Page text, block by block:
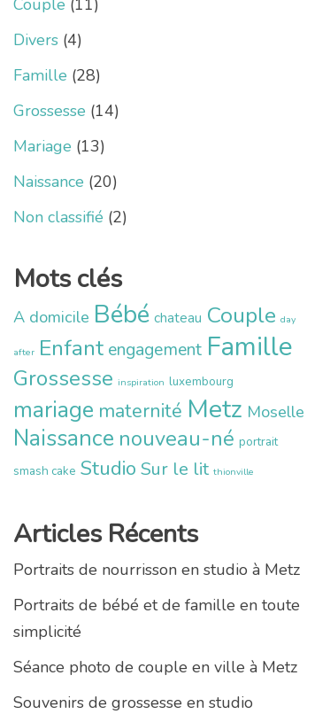
Couple (11)
Divers(4)
Famille (28)
Grossesse (14)
Mariage (13)
Naissance (20)
Non classifié (2)
Mots clés
A domicile Bébé chateau Couple day
after Enfant engagement Famille
Grossesse inspiration luxembourg
mariage maternité Metz Moselle
Naissance nouveau-né portrait
smash cake Studio Sur le lit thionville
Articles Récents
Portraits de nourrisson en studio à Metz
Portraits de bébé et de famille en toute
simplicité
Séance photo de couple en ville à Metz
Souvenirs de grossesse en studio